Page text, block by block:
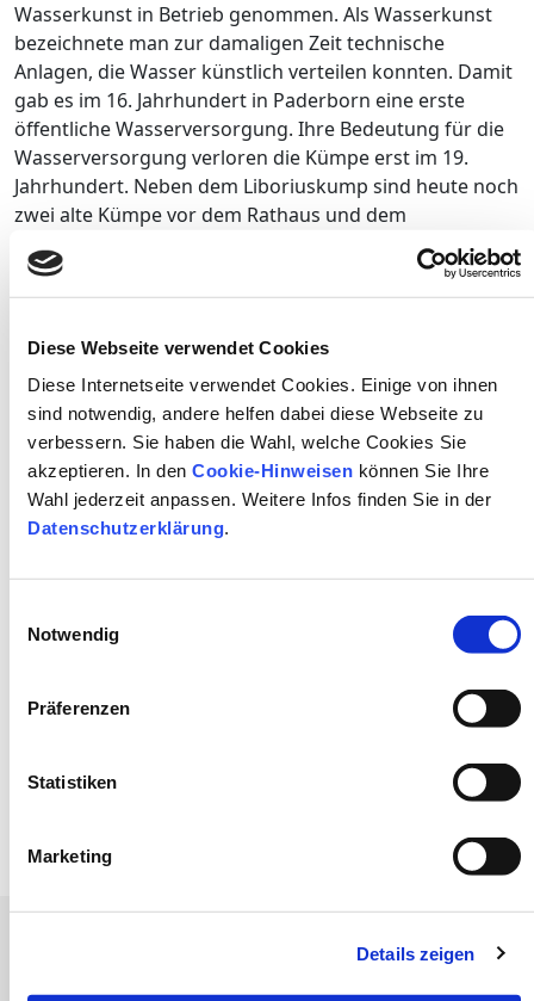
Diese Webseite verwendet Cookies
Diese Internetseite verwendet Cookies. Einige von ihnen
sind notwendig, andere helfen dabei diese Webseite zu
verbessern. Sie haben die Wahl, welche Cookies Sie
akzeptieren. In den Cookie-Hinweisen können Sie Ihre
Wahl jederzeit anpassen. Weitere Infos finden Sie in der
Datenschutzerklärung.
Notwendig
Präferenzen
Statistiken
Marketing
Details zeigen
Wasserkunst in Betrieb genommen. Als Wasserkunst
bezeichnete man zur damaligen Zeit technische
Anlagen, die Wasser künstlich verteilen konnten. Damit
gab es im 16. Jahrhundert in Paderborn eine erste
öffentliche Wasserversorgung. Ihre Bedeutung für die
Wasserversorgung verloren die Kümpe erst im 19.
Jahrhundert. Neben dem Liboriuskump sind heute noch
zwei alte Kümpe vor dem Rathaus und dem
Franziskanerkloster erhalten.
„Das Engagement der Paderfreunde für dieses wichtige
Stiftung gerne“, so Röder bei ihrem Besuch in
Paderborn. Die Freunde der Pader möchten mit der
Rekonstruktion einer Wasserkunst auch die
Attraktivität des Paderquellgebiets als
Naherholungsgebiet erhöhen.
Die Nordrhein-Westfalen-Stiftung Naturschutz Heimat-
und Kulturpflege wurde 1986 von der Landesregierung
ehrenamtlichen Gruppen, die sich in NRW für den
konnte die NRW-Stiftung seit ihrer Gründung
überwiegend aus Lotterieeinnahmen von Westlotto,
aber auch aus Spenden und Mitgliedsbeiträgen ihres
Vorheriger Beitrag: Paderfreunde-Vorstand mit